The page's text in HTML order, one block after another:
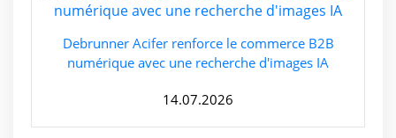
Debrunner Acifer renforce le commerce B2B
numérique avec une recherche d'images IA
14.07.2026